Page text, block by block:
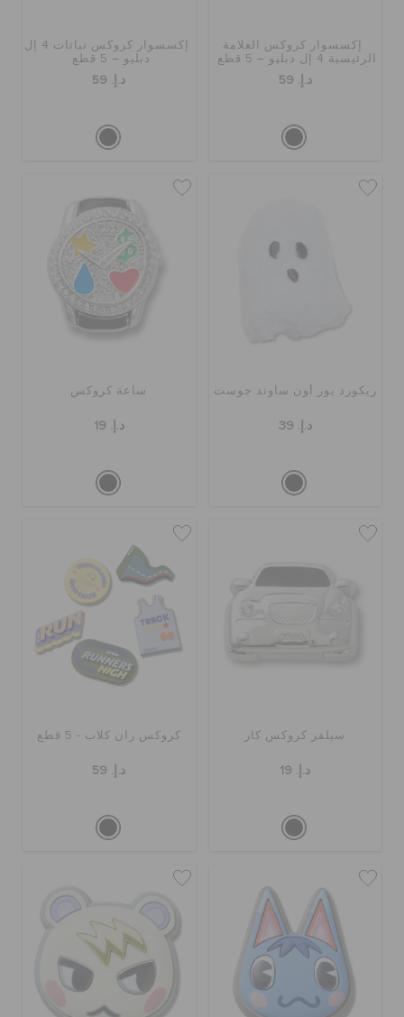
إكسسوار كروكس العلامة
الرئيسية 4 إل دبليو – 5 قطع
د.إ. 59
إكسسوار كروكس نباتات 4 إل
دبليو – 5 قطع
د.إ. 59
ريكورد يور أون ساوند جوست
د.إ. 39
ساعة كروكس
د.إ. 19
سيلفر كروكس كار
د.إ. 19
كروكس ران كلاب - 5 قطع
د.إ. 59